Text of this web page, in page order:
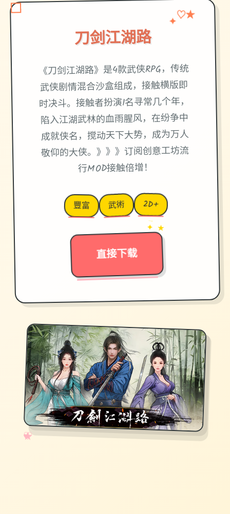
刀剑江湖路
✦♡★
《刀剑江湖路》是4款武侠RPG，传统
武侠剧情混合沙盒组成，接触横版即
时决斗。接触者扮演1名寻常几个年，
陷入江湖武林的血雨腥风，在纷争中
成就侠名，搅动天下大势，成为万人
敬仰的大侠。》》》订阅创意工坊流
行MOD接触倍增！
豐富 武術 2D+
直接下载
→
✦ ★
✧
♡
★
♥